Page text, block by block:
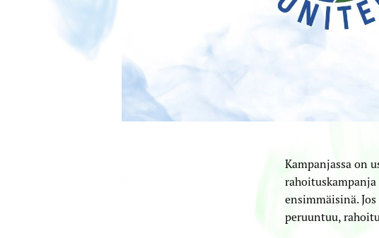
Kampanjassa on
ensimmäisinä.
peruuntuu,